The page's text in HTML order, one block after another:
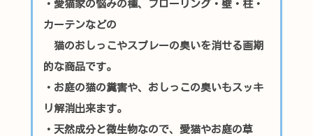
・愛猫家の悩みの種、フローリング・壁・柱・
カーテンなどの
猫のおしっこやスプレーの臭いを消せる画期
的な商品です。
・お庭の猫の糞害や、おしっこの臭いもスッキ
リ解消出来ます。
・天然成分と微生物なので、愛猫やお庭の草